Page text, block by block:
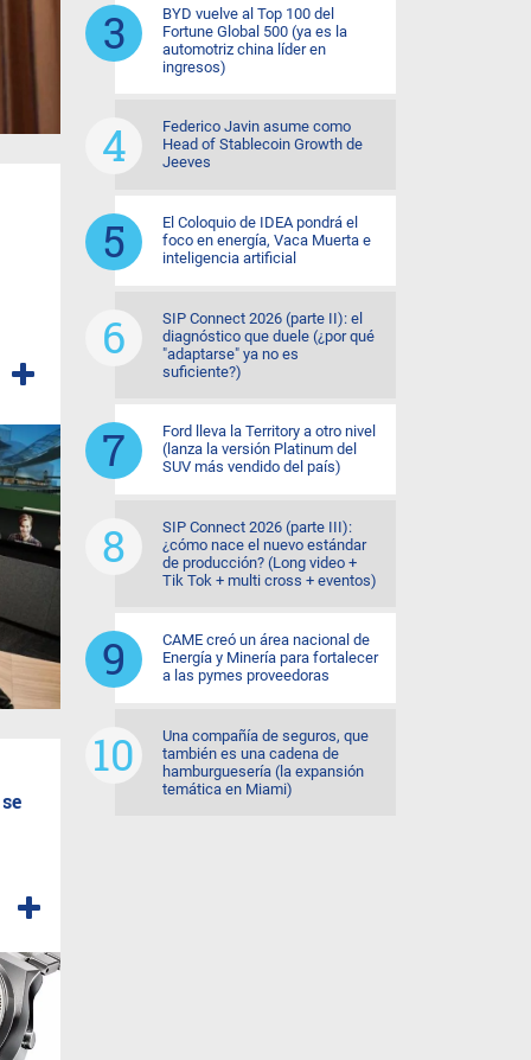
BYD vuelve al Top 100 del
Fortune Global 500 (ya es la
automotriz china líder en
ingresos)
Federico Javin asume como
Head of Stablecoin Growth de
Jeeves
El Coloquio de IDEA pondrá el
foco en energía, Vaca Muerta e
inteligencia artificial
SIP Connect 2026 (parte II): el
diagnóstico que duele (¿por qué
"adaptarse" ya no es
suficiente?)
Ford lleva la Territory a otro nivel
(lanza la versión Platinum del
SUV más vendido del país)
SIP Connect 2026 (parte III):
¿cómo nace el nuevo estándar
de producción? (Long video +
Tik Tok + multi cross + eventos)
CAME creó un área nacional de
Energía y Minería para fortalecer
a las pymes proveedoras
Una compañía de seguros, que
también es una cadena de
hamburguesería (la expansión
temática en Miami)